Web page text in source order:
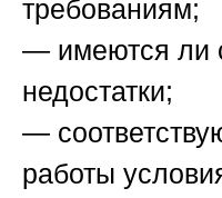
требованиям;
— имеются ли
недостатки;
—
работы